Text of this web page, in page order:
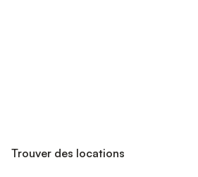
Trouver des locations